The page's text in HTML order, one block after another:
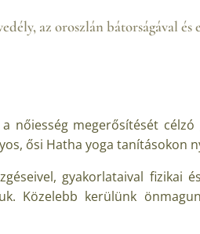
az oroszlán bátorságával
nőiesség megerősítését
ősi Hatha yoga tanításokon
gyakorlataival
Közelebb kerülünk